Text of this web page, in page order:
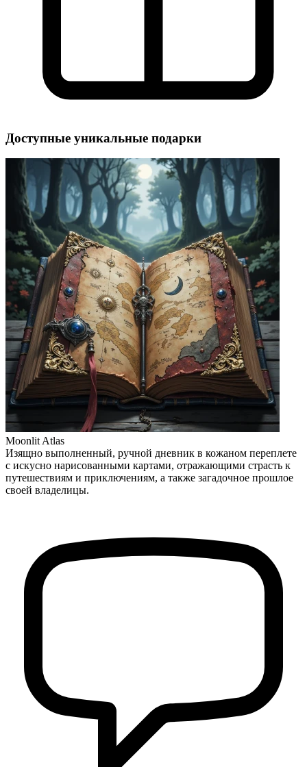
Доступные уникальные подарки
Moonlit Atlas
Изящно выполненный, ручной дневник в кожаном переплете
с искусно нарисованными картами, отражающими страсть к
путешествиям и приключениям, а также загадочное прошлое
своей владелицы.